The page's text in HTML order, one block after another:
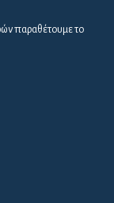
παραθέτουμε το